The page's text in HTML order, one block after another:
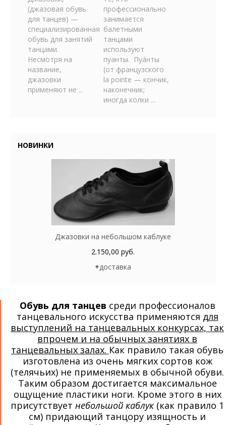
(джазовая обувь
для танцев) —
специализированная
обувь для занятий
танцами.
Несмотря на
название,
джазовки
применяют не ...
профессионально
занимается
балетными
танцами
используют
пуанты. Пуа́нты
(от французского
la pointe — кончик,
наконечник;
иногда колки ...
НОВИНКИ
Джазовки на небольшом каблуке
2.150,00 руб.
+доставка
Обувь для танцев среди профессионалов
танцевального искусства применяются для
выступлений на танцевальных конкурсах, так
впрочем и на обычных занятиях в
танцевальных залах. Как правило такая обувь
изготовлена из очень мягких сортов кож
(телячьих) не применяемых в обычной обуви.
Таким образом достигается максимальное
ощущение пластики ноги. Кроме этого в них
присутствует небольшой каблук (как правило 1
см) придающий танцору изящность и